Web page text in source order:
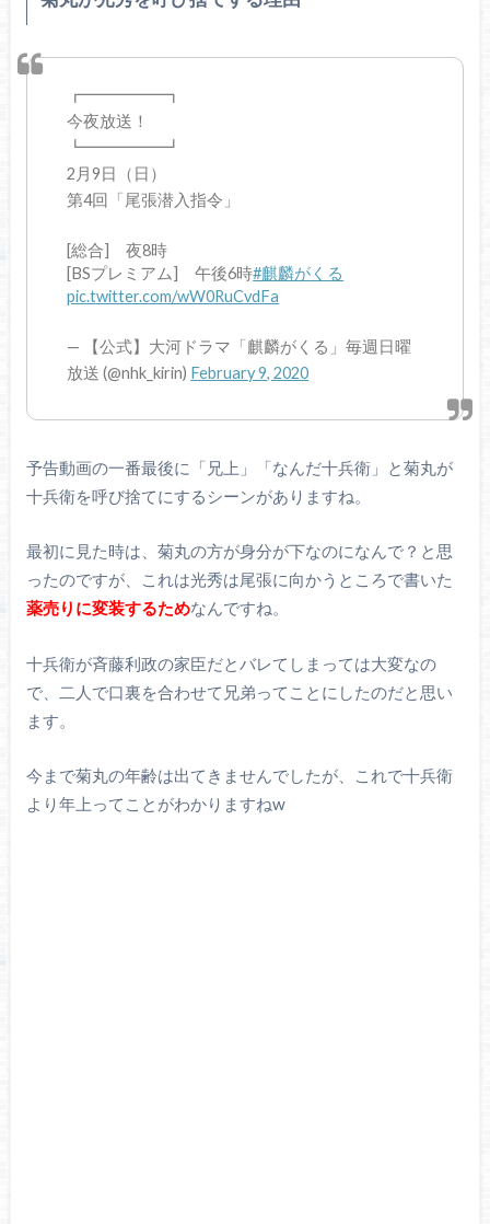
┏━━━━━┓
今夜放送！
┗━━━━━┛
2月9日（日）
第4回「尾張潜入指令」
[総合] 夜8時
[BSプレミアム] 午後6時#麒麟がくる
pic.twitter.com/wW0RuCvdFa
— 【公式】大河ドラマ「麒麟がくる」毎週日曜
放送 (@nhk_kirin) February 9, 2020
予告動画の一番最後に「兄上」「なんだ十兵衛」と菊丸が
十兵衛を呼び捨てにするシーンがありますね。
最初に見た時は、菊丸の方が身分が下なのになんで？と思
ったのですが、これは光秀は尾張に向かうところで書いた
薬売りに変装するためなんですね。
十兵衛が斉藤利政の家臣だとバレてしまっては大変なの
で、二人で口裏を合わせて兄弟ってことにしたのだと思い
ます。
今まで菊丸の年齢は出てきませんでしたが、これで十兵衛
より年上ってことがわかりますねw